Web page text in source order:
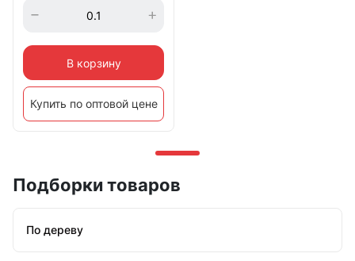
В корзину
Купить по оптовой цене
Подборки товаров
По дереву